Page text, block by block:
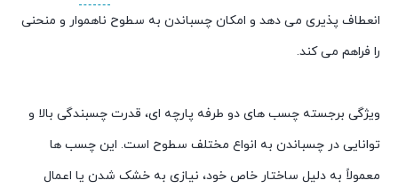
انعطاف پذیری می دهد و امکان چسباندن به سطوح ناهموار و منحنی
را فراهم می کند.
ویژگی برجسته چسب های دو طرفه پارچه ای، قدرت چسبندگی بالا و
توانایی در چسباندن به انواع مختلف سطوح است. این چسب ها
معمولاً به دلیل ساختار خاص خود، نیازی به خشک شدن یا اعمال